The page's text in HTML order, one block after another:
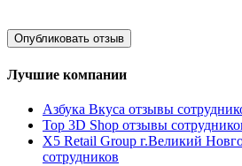
Лучшие компании
Азбука Вкуса отзывы
Top 3D Shop отзывы
X5 Retail Group г.Великий
сотрудников